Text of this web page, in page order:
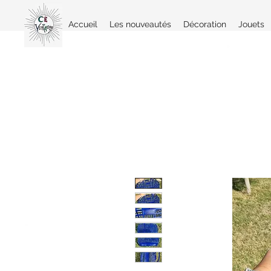
Accueil Les nouveautés Décoration Jouets